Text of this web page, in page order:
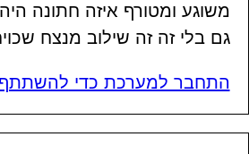
משוגע ומטורף איזה חתונה
גם בלי זה זה שילוב מנצח
התחבר למערכת כדי להשתתף